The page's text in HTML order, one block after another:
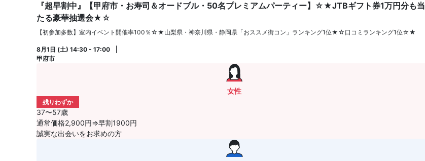
『超早割中』【甲府市・お寿司＆オードブル・50名プレミアムパーティー】☆★JTBギフト券1万円分も当
たる豪華抽選会★☆
【初参加多数】室内イベント開催率100％☆★山梨県・神奈川県・静岡県「おススメ街コン」ランキング1位★☆口コミランキング1位☆★
8月1日 (土) 14:30 - 17:00
甲府市
女性
残りわずか
37〜57歳
通常価格2,900円⇒早割1900円
誠実な出会いをお求めの方